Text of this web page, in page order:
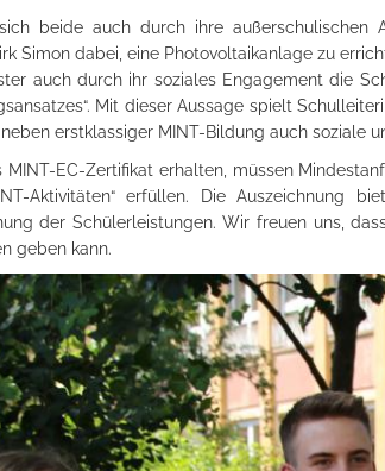
beide auch durch ihre
Simon dabei, eine Photovoltaikanlage zu
auch durch ihr soziales Engagement die
Mit dieser Aussage spielt
neben erstklassiger MINT-Bildung auch soziale
MINT-EC-Zertifikat erhalten, müssen
Aktivitäten“ erfüllen. Die Auszeichnung
der Schülerleistungen. Wir freuen uns,
geben kann.